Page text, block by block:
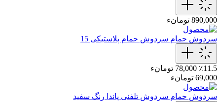
890,000 تومانء
سردوش حمام سردوش حمام پلاستیکی 15
٪11.5 78,000 تومانء
69,000 تومانء
سردوش حمام سردوش تلفنی پاندا رنگ سفید